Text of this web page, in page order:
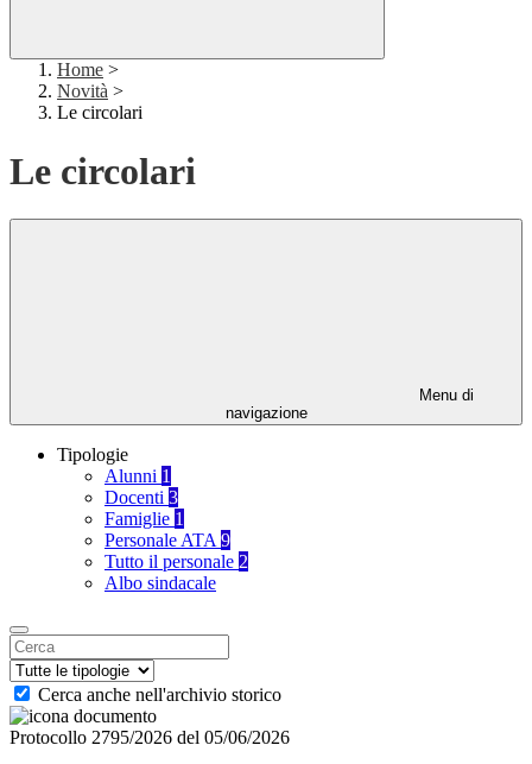
Home >
Novità >
Le circolari
Le circolari
Menu di
navigazione
Tipologie
Alunni 1
Docenti 3
Famiglie 1
Personale ATA 9
Tutto il personale 2
Albo sindacale
Cerca anche nell'archivio storico
Protocollo 2795/2026 del 05/06/2026